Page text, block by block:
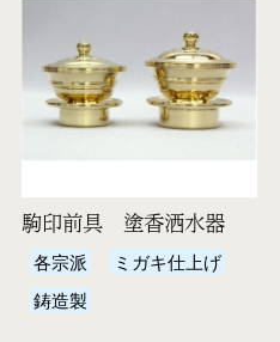
駒印前具 塗香洒水器
各宗派
ミガキ仕上げ
鋳造製